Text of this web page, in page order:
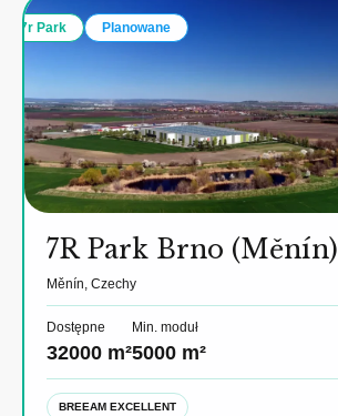
7r Park Planowane
7R Park Brno (Měnín)
Měnín, Czechy
Dostępne
32000 m²
Min. moduł
5000 m²
BREEAM EXCELLENT